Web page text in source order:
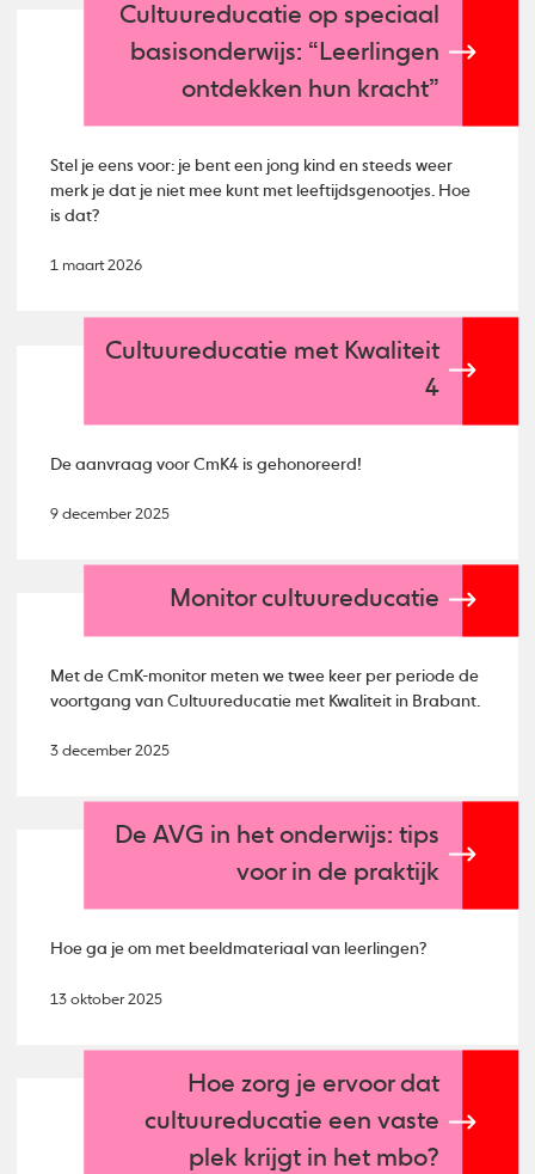
Cultuureducatie op speciaal
basisonderwijs: “Leerlingen
ontdekken hun kracht”
Stel je eens voor: je bent een jong kind en steeds weer
merk je dat je niet mee kunt met leeftijdsgenootjes. Hoe
is dat?
1 maart 2026
Cultuureducatie met Kwaliteit
4
De aanvraag voor CmK4 is gehonoreerd!
9 december 2025
Monitor cultuureducatie
Met de CmK-monitor meten we twee keer per periode de
voortgang van Cultuureducatie met Kwaliteit in Brabant.
3 december 2025
De AVG in het onderwijs: tips
voor in de praktijk
Hoe ga je om met beeldmateriaal van leerlingen?
13 oktober 2025
Hoe zorg je ervoor dat
cultuureducatie een vaste
plek krijgt in het mbo?